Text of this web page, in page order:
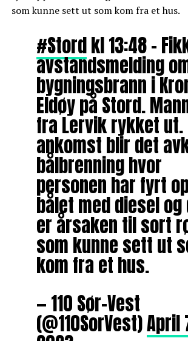
som kunne sett ut som kom fra et hus.
#Stordkl 13:48 –
avstandsmelding
bygningsbrann i
Eldøy på Stord.
fra Lervik rykket ut.
ankomst blir det
bålbrenning hvor
personen har fyrt
bålet med diesel
er årsaken til sort
som kunne sett ut
kom fra et hus.
— 110 Sør-Vest
(@110SorVest)April